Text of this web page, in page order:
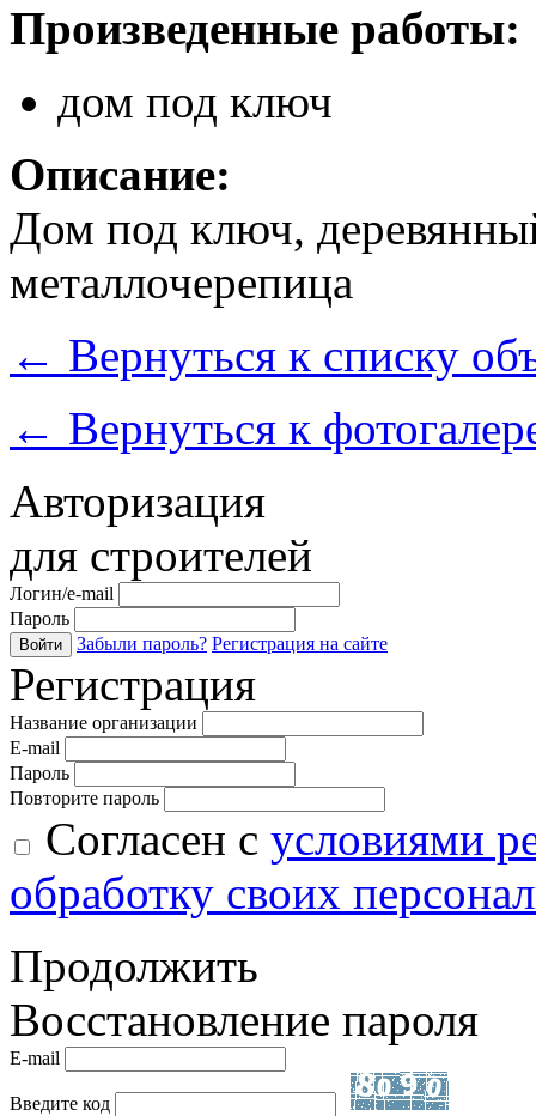
Произведенные работы:
дом под ключ
Описание:
Дом под ключ,
металлочерепица
← Вернуться к списку
← Вернуться к
Авторизация
для строителей
Логин/e-mail
Пароль
Войти Забыли пароль? Регистрация на сайте
Регистрация
Название организации
E-mail
Пароль
Повторите пароль
Согласен с условиями
обработку своих
Продолжить
Восстановление пароля
E-mail
Введите код